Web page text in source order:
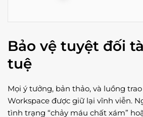
Bảo vệ tuyệt đối
tuệ
Mọi ý tưởng, bản thảo, và luồng
Workspace được giữ lại vĩnh viễn.
tình trạng “chảy máu chất xám”